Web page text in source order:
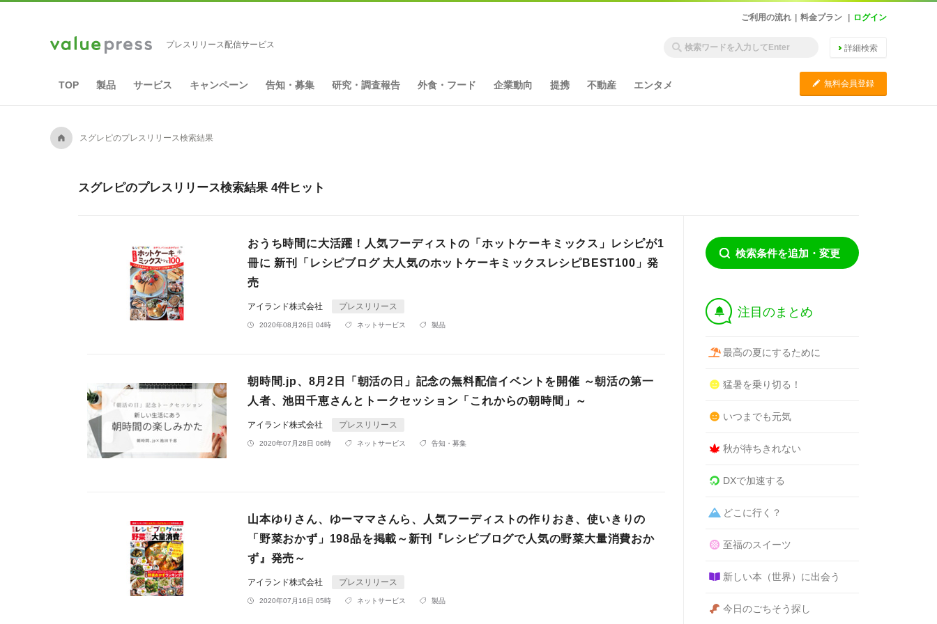
ご利用の流れ 料金プラン ログイン
プレスリリース配信サービス 詳細検索
TOP 製品 サービス キャンペーン 告知・募集 研究・調査報告 外食・フード 企業動向 提携 不動産 エンタメ C 無料会員登録
A スグレピのプレスリリース検索結果
スグレピのプレスリリース検索結果 4件ヒット
おうち時間に大活躍！人気フーディストの「ホットケーキミックス」レシピが1
冊に 新刊「レシピブログ 大人気のホットケーキミックスレシピBEST100」発
売
アイランド株式会社 プレスリリース
2020年08月26日 04時 ネットサービス 製品
朝時間.jp、8月2日「朝活の日」記念の無料配信イベントを開催 ～朝活の第一
人者、池田千恵さんとトークセッション「これからの朝時間」～
アイランド株式会社 プレスリリース
2020年07月28日 06時 ネットサービス 告知・募集
山本ゆりさん、ゆーママさんら、人気フーディストの作りおき、使いきりの
「野菜おかず」198品を掲載～新刊『レシピブログで人気の野菜大量消費おか
ず』発売～
アイランド株式会社 プレスリリース
2020年07月16日 05時 ネットサービス 製品
検索条件を追加・変更
† 注目のまとめ
最高の夏にするために
猛暑を乗り切る！
いつまでも元気
秋が待ちきれない
DXで加速する
どこに行く？
至福のスイーツ
新しい本（世界）に出会う
今日のごちそう探し